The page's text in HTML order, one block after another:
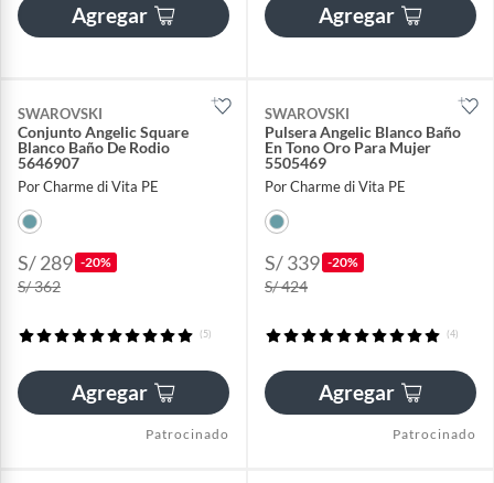
Agregar Agregar
SWAROVSKI
Conjunto Angelic Square
Blanco Baño De Rodio
5646907
Por Charme di Vita PE
S/ 289 -20%
S/ 362
(5)
Agregar
Patrocinado
SWAROVSKI
Pulsera Angelic Blanco Baño
En Tono Oro Para Mujer
5505469
Por Charme di Vita PE
S/ 339 -20%
S/ 424
(4)
Agregar
Patrocinado